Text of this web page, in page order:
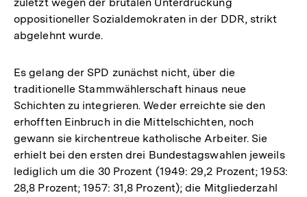
zuletzt wegen der brutalen Unterdrückung
oppositioneller Sozialdemokraten in der DDR, strikt
abgelehnt wurde.
Es gelang der SPD zunächst nicht, über die
traditionelle Stammwählerschaft hinaus neue
Schichten zu integrieren. Weder erreichte sie den
erhofften Einbruch in die Mittelschichten, noch
gewann sie kirchentreue katholische Arbeiter. Sie
erhielt bei den ersten drei Bundestagswahlen jeweils
lediglich um die 30 Prozent (1949: 29,2 Prozent; 1953:
28,8 Prozent; 1957: 31,8 Prozent); die Mitgliederzahl